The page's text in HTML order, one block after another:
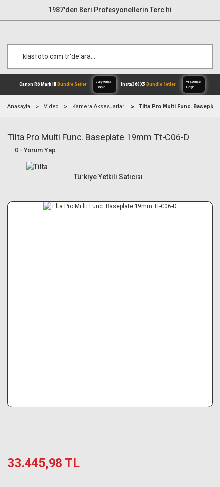
1987'den Beri Profesyonellerin Tercihi
Canon R6 Mark IIIBundle Setler
Alışverişe
Anasayfa Video Kamera Aksesuarları Tilta Pro Multi Func.
Tilta Pro Multi Func. Baseplate 19mm Tt-C06-D
0 - Yorum Yap
Türkiye Yetkili Satıcısı
33.445,98 TL